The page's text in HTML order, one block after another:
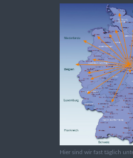
Hier sind wir fast täglich